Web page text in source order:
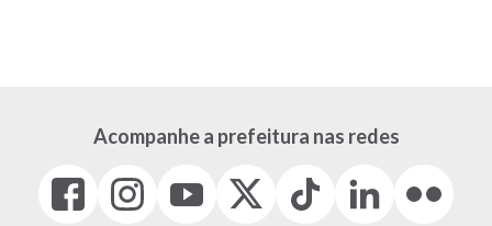
Acompanhe a prefeitura nas redes
Facebook
(link
Instagram
(link
(link
(Antigo
Tiktok
(link
LinkedIn
(link
(link